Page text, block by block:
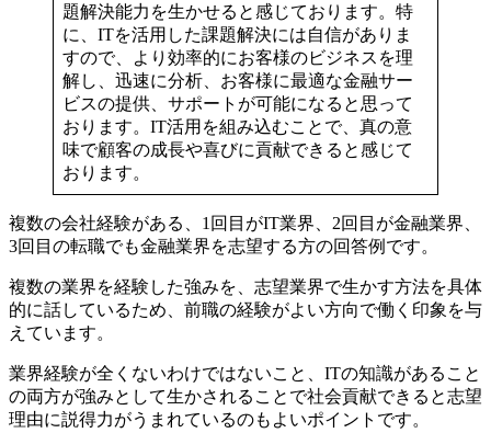
題解決能力を生かせると感じております。特
に、ITを活用した課題解決には自信がありま
すので、より効率的にお客様のビジネスを理
解し、迅速に分析、お客様に最適な金融サー
ビスの提供、サポートが可能になると思って
おります。IT活用を組み込むことで、真の意
味で顧客の成長や喜びに貢献できると感じて
おります。
複数の会社経験がある、1回目がIT業界、2回目が金融業界、
3回目の転職でも金融業界を志望する方の回答例です。
複数の業界を経験した強みを、志望業界で生かす方法を具体
的に話しているため、前職の経験がよい方向で働く印象を与
えています。
業界経験が全くないわけではないこと、ITの知識があること
の両方が強みとして生かされることで社会貢献できると志望
理由に説得力がうまれているのもよいポイントです。